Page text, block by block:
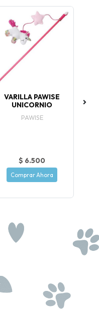
VARILLA PAWISE
UNICORNIO
PAWISE
$ 6.500
Comprar Ahora